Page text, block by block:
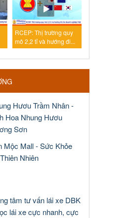
RCEP: Thị trường quy
mô 2,2 tỉ và hướng đi...
Hươu Trầm Nhân -
Hoa Nhung Hươu
Sơn
Mộc Mall - Sức Khỏe
Nhiên
tâm tư vấn lái xe DBK
lái xe cực nhanh, cực